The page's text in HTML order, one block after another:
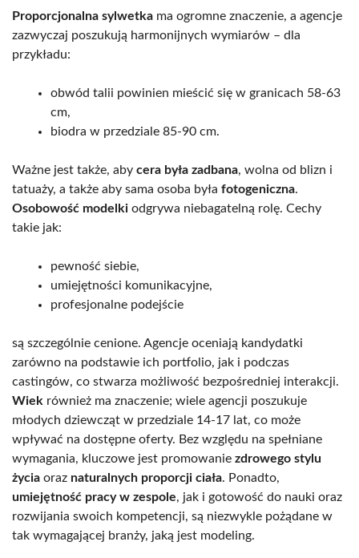
Proporcjonalna sylwetka ma ogromne znaczenie, a agencje
zazwyczaj poszukują harmonijnych wymiarów – dla
przykładu:
obwód talii powinien mieścić się w granicach 58-63
cm,
biodra w przedziale 85-90 cm.
Ważne jest także, aby cera była zadbana, wolna od blizn i
tatuaży, a także aby sama osoba była fotogeniczna.
Osobowość modelki odgrywa niebagatelną rolę. Cechy
takie jak:
pewność siebie,
umiejętności komunikacyjne,
profesjonalne podejście
są szczególnie cenione. Agencje oceniają kandydatki
zarówno na podstawie ich portfolio, jak i podczas
castingów, co stwarza możliwość bezpośredniej interakcji.
Wiek również ma znaczenie; wiele agencji poszukuje
młodych dziewcząt w przedziale 14-17 lat, co może
wpływać na dostępne oferty. Bez względu na spełniane
wymagania, kluczowe jest promowanie zdrowego stylu
życia oraz naturalnych proporcji ciała. Ponadto,
umiejętność pracy w zespole, jak i gotowość do nauki oraz
rozwijania swoich kompetencji, są niezwykle pożądane w
tak wymagającej branży, jaką jest modeling.